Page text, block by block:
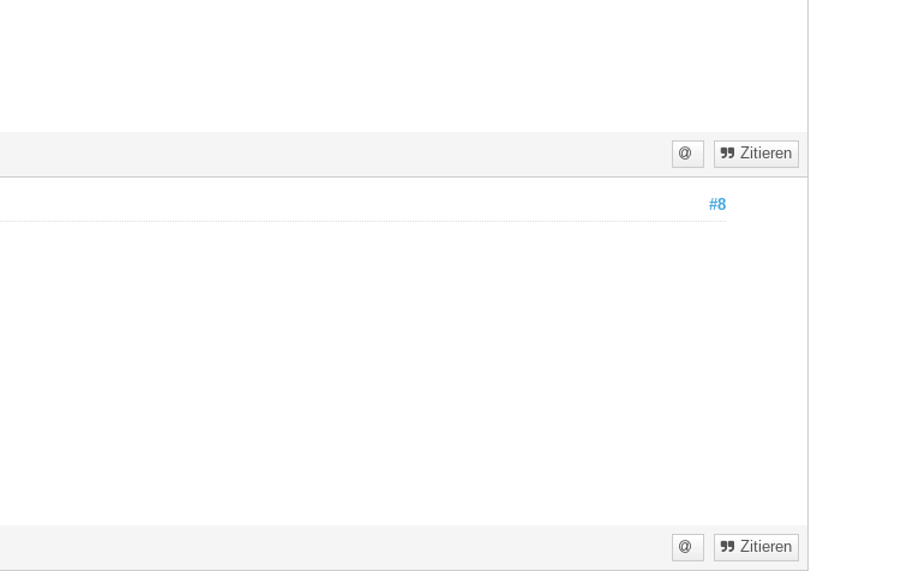
Zitieren
#8
Zitieren